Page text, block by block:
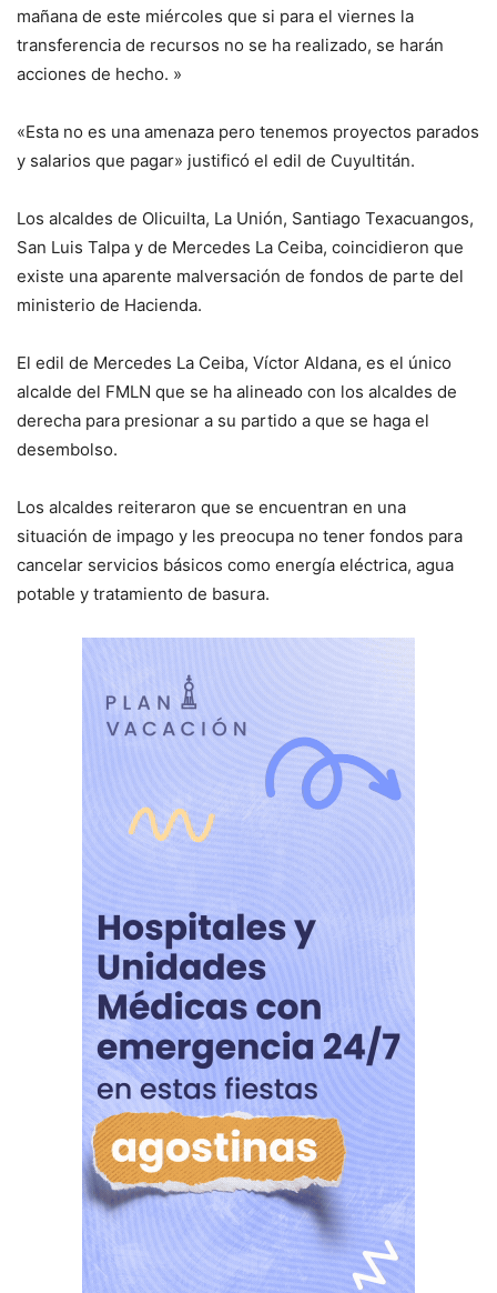
mañana de este miércoles que si para el viernes la
transferencia de recursos no se ha realizado, se harán
acciones de hecho. »
«Esta no es una amenaza pero tenemos proyectos parados
y salarios que pagar» justificó el edil de Cuyultitán.
Los alcaldes de Olicuilta, La Unión, Santiago Texacuangos,
San Luis Talpa y de Mercedes La Ceiba, coincidieron que
existe una aparente malversación de fondos de parte del
ministerio de Hacienda.
El edil de Mercedes La Ceiba, Víctor Aldana, es el único
alcalde del FMLN que se ha alineado con los alcaldes de
derecha para presionar a su partido a que se haga el
desembolso.
Los alcaldes reiteraron que se encuentran en una
situación de impago y les preocupa no tener fondos para
cancelar servicios básicos como energía eléctrica, agua
potable y tratamiento de basura.